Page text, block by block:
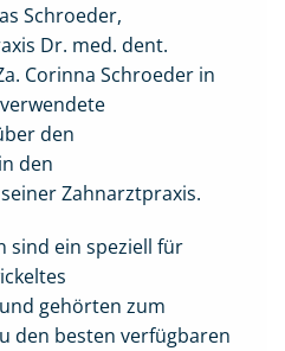
Schroeder,
Dr. med. dent.
Corinna Schroeder in
den
den
Zahnarztpraxis.
sind ein speziell für
gehörten zum
den besten verfügbaren